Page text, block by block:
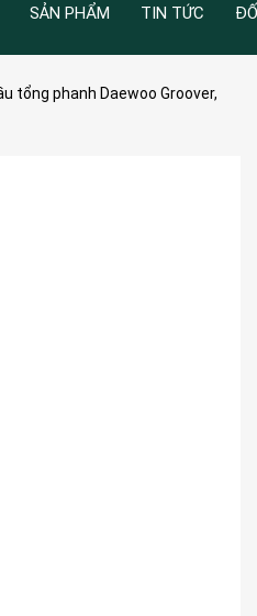
SẢN PHẨM TIN TỨC
tổng phanh Daewoo Groover,